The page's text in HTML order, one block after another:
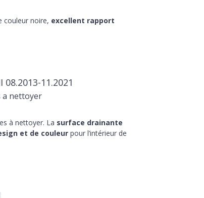
couleur noire, excellent rapport
11.2021
a nettoyer
à nettoyer. La surface drainante
et de couleurpour l’intérieur de